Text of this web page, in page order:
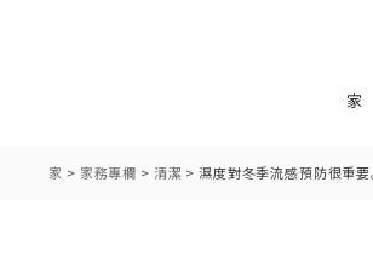
家
家 > 家務專欄 > 清潔 > 濕度對冬季流感預防很重要